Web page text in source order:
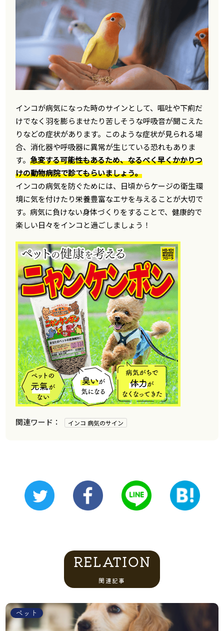
インコが病気になった時のサインとして、嘔吐や下痢だ
けでなく羽を膨らませたり苦しそうな呼吸音が聞こえた
りなどの症状があります。このような症状が見られる場
合、消化器や呼吸器に異常が生じている恐れもありま
す。急変する可能性もあるため、なるべく早くかかりつ
けの動物病院で診てもらいましょう。
インコの病気を防ぐためには、日頃からケージの衛生環
境に気を付けたり栄養豊富なエサを与えることが大切で
す。病気に負けない身体づくりをすることで、健康的で
楽しい日々をインコと過ごしましょう！
インコ 病気のサイン
RELATION
関連記事
ペット